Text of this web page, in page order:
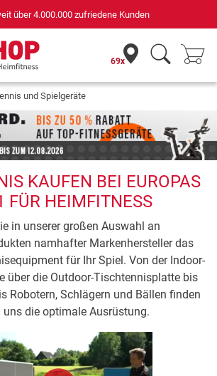
über 4.000.000 zufriedene Kunden
69x
und Spielgeräte
KAUFEN BEI EUROPAS
FÜR HEIMFITNESS
in unserer großen Auswahl an
namhafter Markenhersteller das
für Ihr Spiel. Von der Indoor-
über die Outdoor-Tischtennisplatte bis
Robotern, Schlägern und Bällen finden
uns die optimale Ausrüstung.